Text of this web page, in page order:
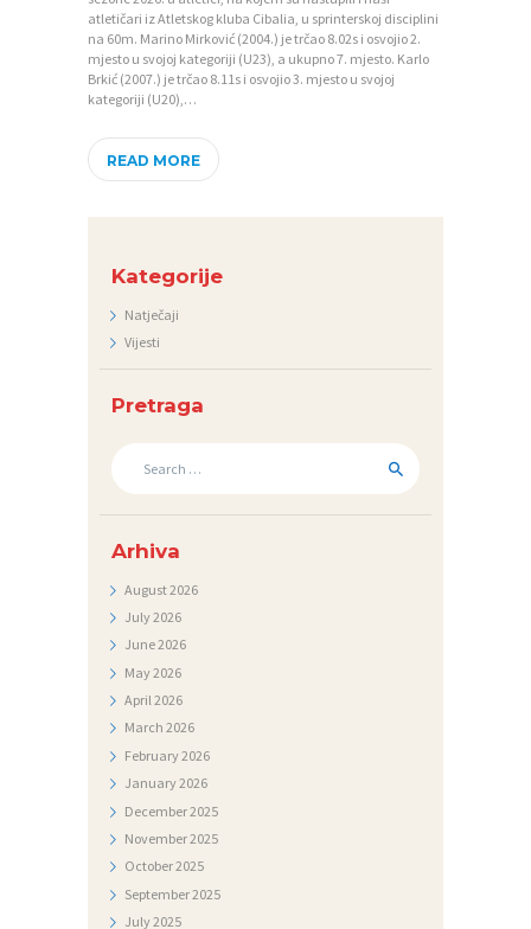
atletičari iz Atletskog kluba Cibalia, u sprinterskoj disciplini
na 60m. Marino Mirković (2004.) je trčao 8.02s i osvojio 2.
mjesto u svojoj kategoriji (U23), a ukupno 7. mjesto. Karlo
Brkić (2007.) je trčao 8.11s i osvojio 3. mjesto u svojoj
kategoriji (U20),…
READ MORE
Kategorije
Natječaji
Vijesti
Pretraga
Arhiva
August2026
July2026
June2026
May2026
April2026
March 2026
February2026
January2026
December2025
November2025
October2025
September2025
July2025